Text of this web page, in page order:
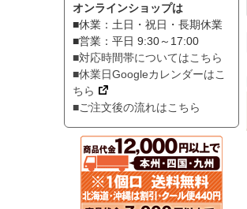
オンラインショップは
■休業：土日・祝日・長期休業
■営業：平日 9:30～17:00
■対応時間帯についてはこちら
■休業日Googleカレンダーはこ
ちら
■ご注文後の流れはこちら